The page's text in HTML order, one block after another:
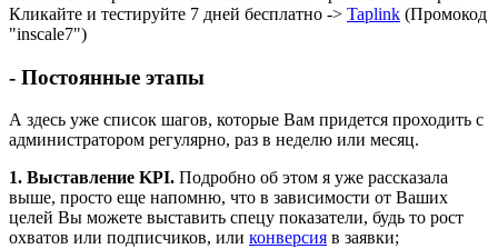
Кликайте и тестируйте 7 дней бесплатно -> Taplink (Промокод
"inscale7")
- Постоянные этапы
А здесь уже список шагов, которые Вам придется проходить с
администратором регулярно, раз в неделю или месяц.
1. Выставление KPI. Подробно об этом я уже рассказала
выше, просто еще напомню, что в зависимости от Ваших
целей Вы можете выставить спецу показатели, будь то рост
охватов или подписчиков, или конверсия в заявки;